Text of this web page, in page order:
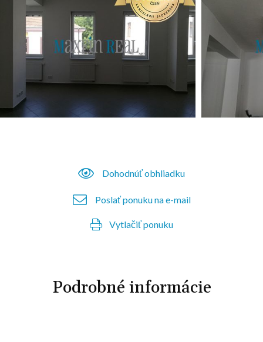
Dohodnúť obhliadku
Poslať ponuku na e-mail
Vytlačiť ponuku
Podrobné informácie